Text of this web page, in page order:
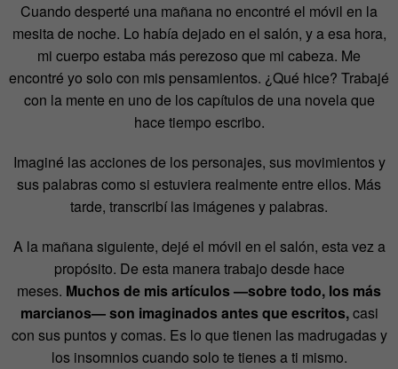
Cuando desperté una mañana no encontré el móvil en la
mesita de noche. Lo había dejado en el salón, y a esa hora,
mi cuerpo estaba más perezoso que mi cabeza. Me
encontré yo solo con mis pensamientos. ¿Qué hice? Trabajé
con la mente en uno de los capítulos de una novela que
hace tiempo escribo.
Imaginé las acciones de los personajes, sus movimientos y
sus palabras como si estuviera realmente entre ellos. Más
tarde, transcribí las imágenes y palabras.
A la mañana siguiente, dejé el móvil en el salón, esta vez a
propósito. De esta manera trabajo desde hace
meses. Muchos de mis artículos —sobre todo, los más
marcianos— son imaginados antes que escritos,casi
con sus puntos y comas. Es lo que tienen las madrugadas y
los insomnios cuando solo te tienes a ti mismo.